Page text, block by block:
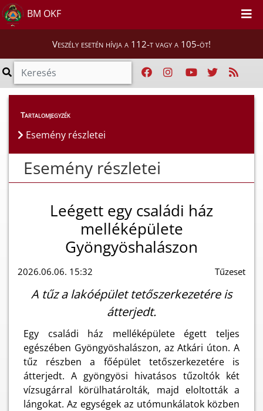
BM OKF
Veszély esetén hívja a 112-t vagy a 105-öt!
Esemény részletei
Tartalomjegyzék
Esemény részletei
Esemény részletei
Leégett egy családi ház
melléképülete
Gyöngyöshalászon
2026.06.06. 15:32 Tűzeset
A tűz a lakóépület tetőszerkezetére is
átterjedt.
Egy családi ház melléképülete égett teljes
egészében Gyöngyöshalászon, az Atkári úton. A
tűz részben a főépület tetőszerkezetére is
átterjedt. A gyöngyösi hivatásos tűzoltók két
vízsugárral körülhatárolták, majd eloltották a
lángokat. Az egységek az utómunkálatok közben